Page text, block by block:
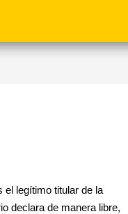
el legítimo titular de la
declara de manera libre,